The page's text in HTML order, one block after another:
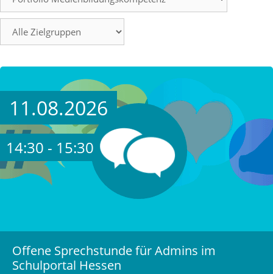
11.08.2026
14:30 - 15:30
Offene Sprechstunde für Admins im
Schulportal Hessen